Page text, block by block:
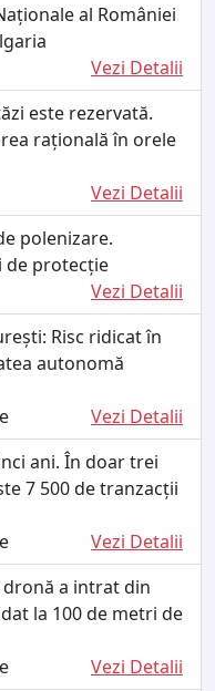
al României
Vezi Detalii
este rezervată.
rațională în orele
Vezi Detalii
polenizare.
de protecție
Vezi Detalii
Risc ridicat în
autonomă
Vezi Detalii
ani. În doar trei
7 500 de tranzacții
Vezi Detalii
a intrat din
la 100 de metri de
Vezi Detalii